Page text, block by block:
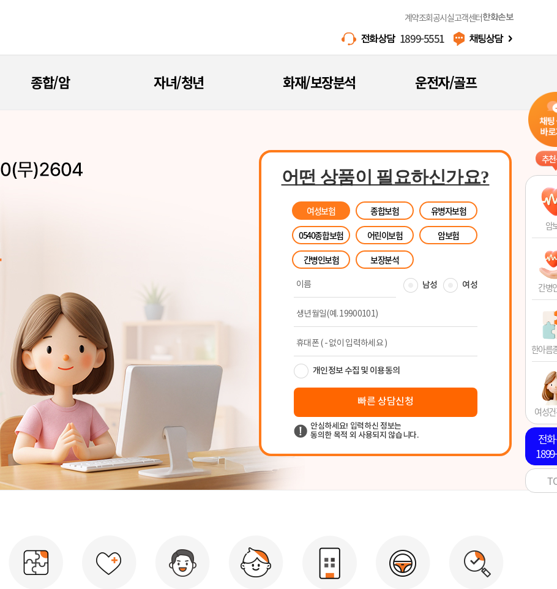
계약조회공시실고객센터한화손보
1899-5551
종합/암 자녀/청년 화재/보장분석 운전자/골프
어떤 상품이 필요하신가요?
여성보험 종합보험
유병자보험
0540종합보험
어린이보험
암보험
간병인보험
보장분석
추
암
간병
한아름
여성
전